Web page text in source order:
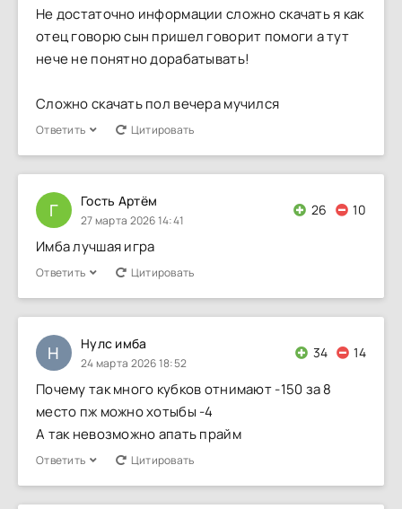
Не достаточно информации сложно скачать я как
отец говорю сын пришел говорит помоги а тут
нече не понятно дорабатывать!
Сложно скачать пол вечера мучился
Ответить Цитировать
Г Гость Артём
27 марта 2026 14:41
26 10
Имба лучшая игра
Ответить Цитировать
Н Нулс имба
24 марта 2026 18:52
34 14
Почему так много кубков отнимают -150 за 8
место пж можно хотыбы -4
А так невозможно апать прайм
Ответить Цитировать